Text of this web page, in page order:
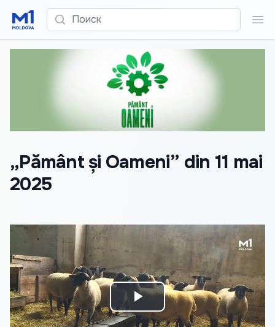
Поиск
„Pământ și Oameni” din 11 mai
2025
Play